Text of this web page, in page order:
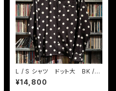
L / S シャツ ドット大 BK /
ホワイト
¥14,800